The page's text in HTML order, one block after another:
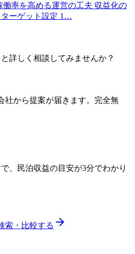
率を高める運営の工夫 収益化の
ーゲット設定 1…
詳しく相談してみませんか？
社から提案が届きます。完全無
、民泊収益の目安が3分でわかり
索・比較する